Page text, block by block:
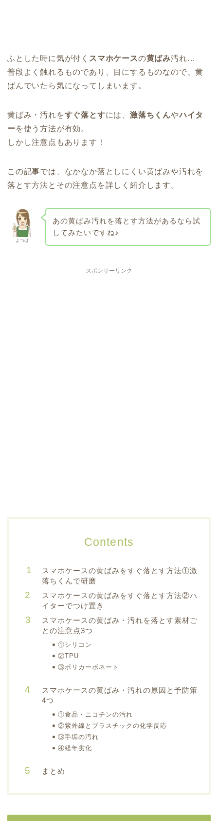
ふとした時に気が付く スマホケースの黄ばみ汚れ…
普段よく触れるものであり、目にするものなので、黄
ばんでいたら気になってしまいます。
黄ばみ・汚れをすぐ落とすには、激落ちくんやハイタ
ーを使う方法が有効。
しかし注意点もあります！
この記事では、なかなか落としにくい黄ばみや汚れを
落とす方法とその注意点を詳しく紹介します。
よつば
あの黄ばみ汚れを落とす方法があるなら試
してみたいですね♪
スポンサーリンク
Contents
スマホケースの黄ばみをすぐ落とす方法①激
落ちくんで研磨
スマホケースの黄ばみをすぐ落とす方法②ハ
イターでつけ置き
スマホケースの黄ばみ・汚れを落とす素材ご
との注意点3つ
①シリコン
②TPU
③ポリカーボネート
スマホケースの黄ばみ・汚れの原因と予防策
4つ
①食品・ニコチンの汚れ
②紫外線とプラスチックの化学反応
③手垢の汚れ
④経年劣化
まとめ